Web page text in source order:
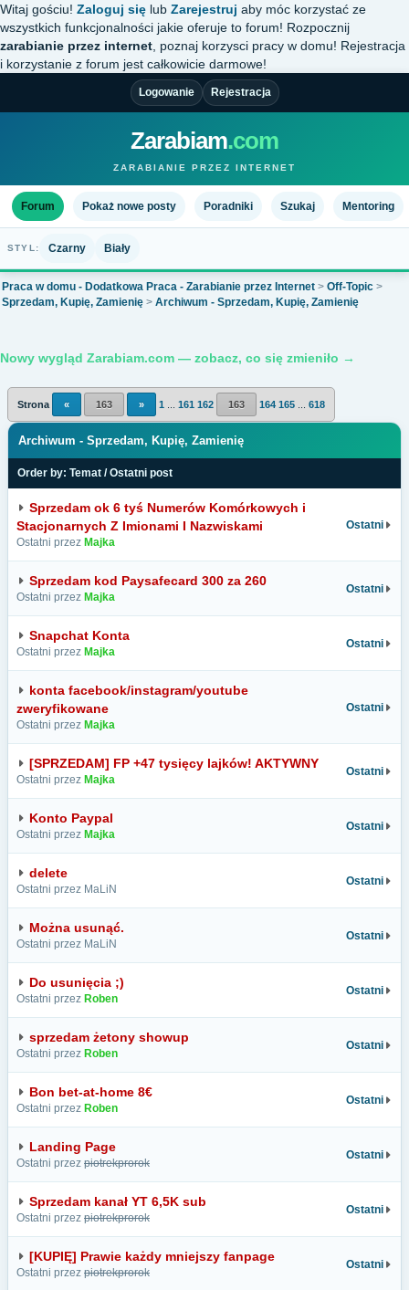
Witaj gościu! Zaloguj się lub Zarejestruj aby móc korzystać ze
wszystkich funkcjonalności jakie oferuje to forum! Rozpocznij
zarabianie przez internet , poznaj korzysci pracy w domu! Rejestracja
i korzystanie z forum jest całkowicie darmowe!
Logowanie Rejestracja
Zarabiam.com
ZARABIANIE PRZEZ INTERNET
Forum Pokaż nowe posty Poradniki Szukaj Mentoring
STYL: Czarny Biały
Praca w domu - Dodatkowa Praca - Zarabianie przez Internet > Off-Topic >
Sprzedam, Kupię, Zamienię > Archiwum - Sprzedam, Kupię, Zamienię
Nowy wygląd Zarabiam.com — zobacz, co się zmieniło →
Strona « 163 » 1 161 162 163 164 165 618
Archiwum - Sprzedam, Kupię, Zamienię
Order by: Temat /Ostatni post
Sprzedam ok 6 tyś Numerów Komórkowych i
Stacjonarnych Z Imionami I Nazwiskami
Ostatni przez Majka
Ostatni
Sprzedam kod Paysafecard 300 za 260
Ostatni przez Majka
Ostatni
Snapchat Konta
Ostatni przez Majka
Ostatni
konta facebook/instagram/youtube
zweryfikowane
Ostatni przez Majka
Ostatni
[SPRZEDAM] FP +47 tysięcy lajków! AKTYWNY
Ostatni przez Majka
Ostatni
Konto Paypal
Ostatni przez Majka
Ostatni
delete
Ostatni przez MaLiN
Ostatni
Można usunąć.
Ostatni przez MaLiN
Ostatni
Do usunięcia ;)
Ostatni przez Roben
Ostatni
sprzedam żetony showup
Ostatni przez Roben
Ostatni
Bon bet-at-home 8€
Ostatni przez Roben
Ostatni
Landing Page
Ostatni przez piotrekprorok
Ostatni
Sprzedam kanał YT 6,5K sub
Ostatni przez piotrekprorok
Ostatni
[KUPIĘ] Prawie każdy mniejszy fanpage
Ostatni przez piotrekprorok
Ostatni